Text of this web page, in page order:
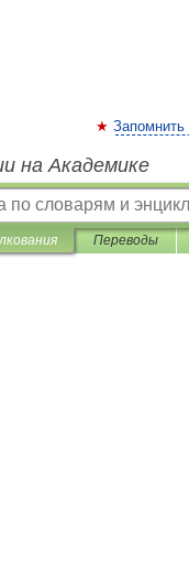
Запомнить
на Академике
Переводы